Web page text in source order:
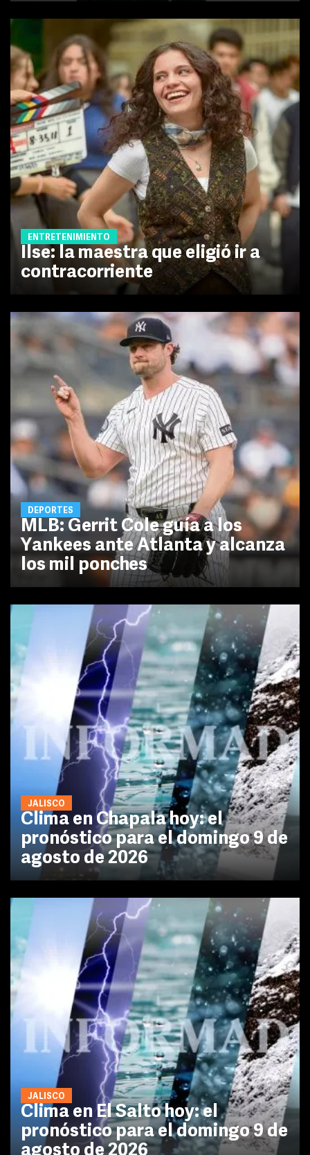
ENTRETENIMIENTO
Ilse: la maestra que eligió ir a
contracorriente
DEPORTES
MLB: Gerrit Cole guía a los
Yankees ante Atlanta y alcanza
los mil ponches
JALISCO
Clima en Chapala hoy: el
pronóstico para el domingo 9 de
agosto de 2026
JALISCO
Clima en El Salto hoy: el
pronóstico para el domingo 9 de
agosto de 2026